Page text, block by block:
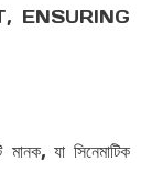
ENSURING
যা সিনেমাটিক